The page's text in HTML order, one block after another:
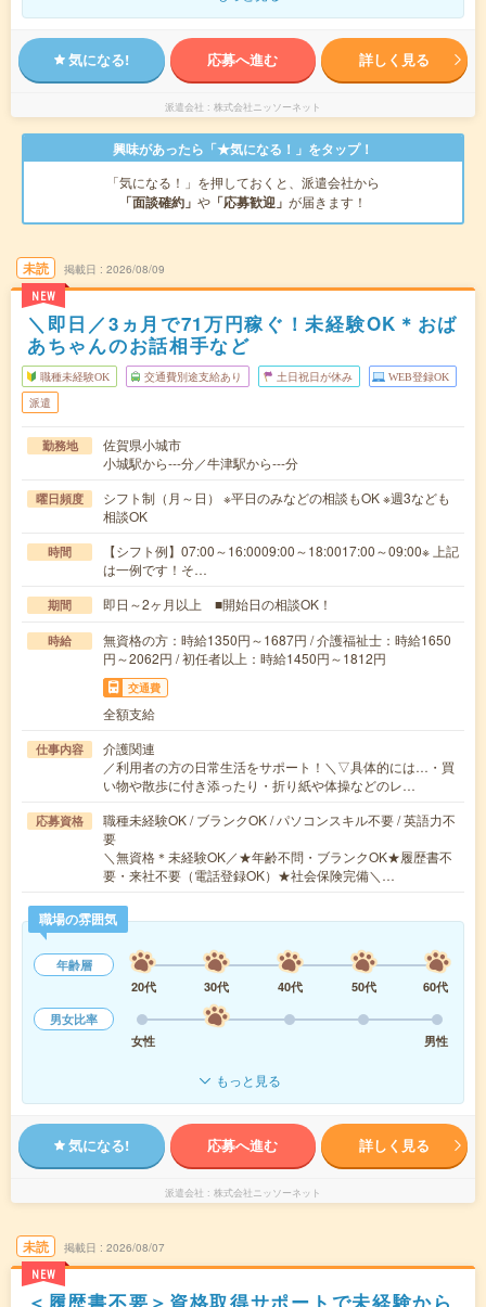
気になる! 応募へ進む 詳しく見る
派遣会社 株式会社ニッソーネット
興味があったら「★気になる！」をタップ！
「気になる！」を押しておくと、派遣会社から
「面談確約」 や 「応募歓迎」 が届きます！
未読
NEW
掲載日 2026/08/09
＼即日／3ヵ月で71万円稼ぐ！未経験OK＊おば
あちゃんのお話相手など
職種未経験OK 交通費別途支給あり 土日祝日が休み WEB登録OK
派遣
勤務地
佐賀県小城市
小城駅から---分／牛津駅から---分
曜日頻度
シフト制（月～日） ※平日のみなどの相談もOK ※週3なども
相談OK
時間
【シフト例】07:00～16:0009:00～18:0017:00～09:00※ 上記
は一例です！そ…
期間 即日～2ヶ月以上 ■開始日の相談OK！
時給
無資格の方：時給1350円～1687円 / 介護福祉士：時給1650
円～2062円 / 初任者以上：時給1450円～1812円
交通費
全額支給
仕事内容
介護関連
／利用者の方の日常生活をサポート！＼▽具体的には…・買
い物や散歩に付き添ったり・折り紙や体操などのレ…
応募資格
職種未経験OK / ブランクOK / パソコンスキル不要 / 英語力不
要
＼無資格＊未経験OK／★年齢不問・ブランクOK★履歴書不
要・来社不要（電話登録OK）★社会保険完備＼…
職場の雰囲気
年齢層
20代
30代 40代 50代
60代
男女比率
女性
男性
もっと見る
気になる! 応募へ進む 詳しく見る
派遣会社 株式会社ニッソーネット
未読
NEW
掲載日 2026/08/07
＜履歴書不要＞資格取得サポートで未経験から